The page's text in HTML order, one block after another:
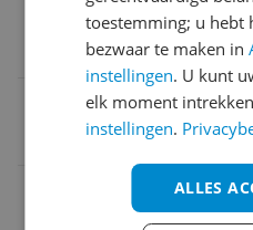
8720679639043
MPN (Manufacturer Part
toestemming; u hebt
bezwaar te maken in
instellingen. U kunt
elk moment
instellingen.
ALLES